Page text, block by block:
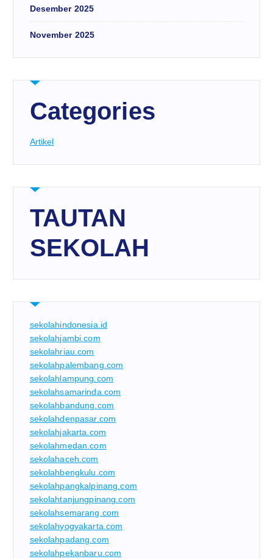
Desember 2025
November 2025
Categories
Artikel
TAUTAN
SEKOLAH
sekolahindonesia.id
sekolahjambi.com
sekolahriau.com
sekolahpalembang.com
sekolahlampung.com
sekolahsamarinda.com
sekolahbandung.com
sekolahdenpasar.com
sekolahjakarta.com
sekolahmedan.com
sekolahaceh.com
sekolahbengkulu.com
sekolahpangkalpinang.com
sekolahtanjungpinang.com
sekolahsemarang.com
sekolahyogyakarta.com
sekolahpadang.com
sekolahpekanbaru.com